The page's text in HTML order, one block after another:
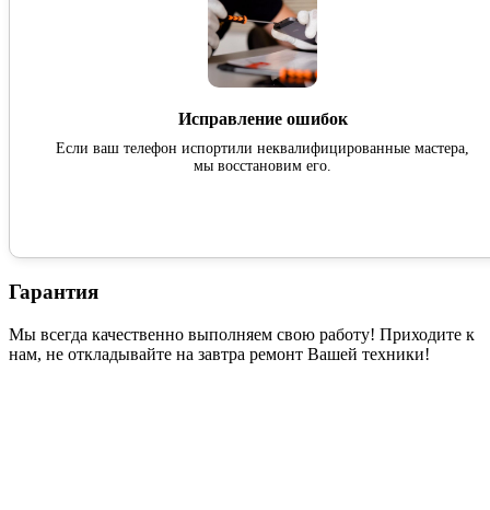
Исправление ошибок
Если ваш телефон испортили неквалифицированные мастера,
мы восстановим его.
Гарантия
Мы всегда качественно выполняем свою работу! Приходите к
нам, не откладывайте на завтра ремонт Вашей техники!